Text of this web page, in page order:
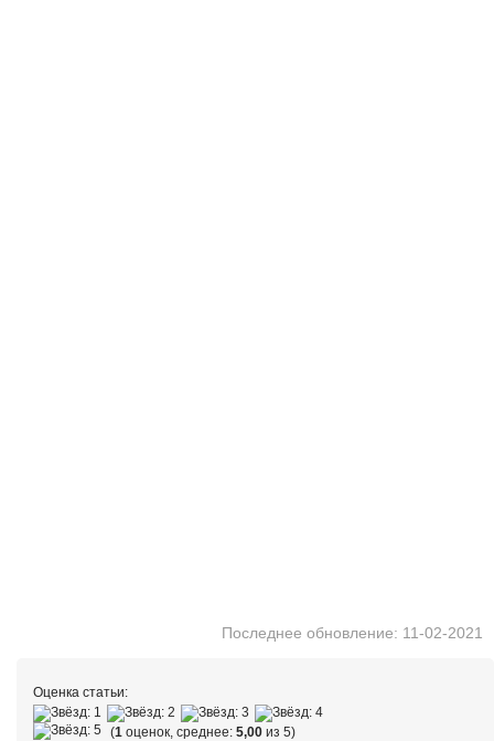
Последнее обновление: 11-02-2021
Оценка статьи:
(1 оценок, среднее: 5,00 из 5)